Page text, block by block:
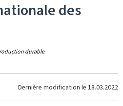
des
durable
Dernière modification le 18.03.2022